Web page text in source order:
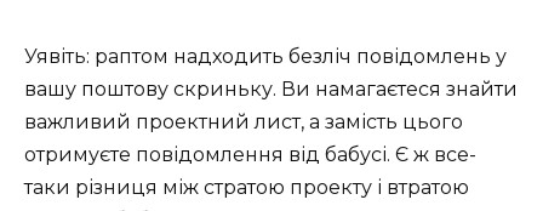
Уявіть: раптом надходить безліч повідомлень у
вашу поштову скриньку. Ви намагаєтеся знайти
важливий проектний лист, а замість цього
отримуєте повідомлення від бабусі. Є ж все-
таки різниця між стратою проекту і втратою